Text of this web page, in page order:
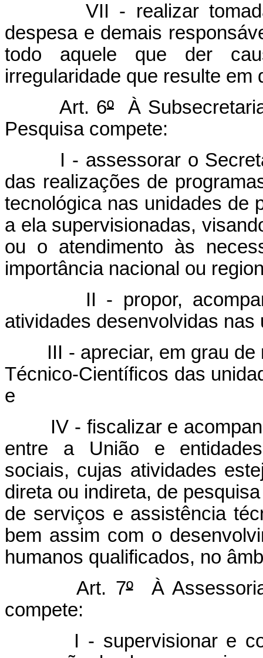
VII - realizar tomadas
despesa e demais
todo aquele que der
irregularidade que resulte em
Art. 6ºÀ
Pesquisa compete:
I - assessorar o
das realizações de
tecnológica nas unidades de
a ela supervisionadas,
ou o atendimento às
importância nacional ou
II - propor,
atividades desenvolvidas
III - apreciar, em grau de
Técnico-Científicos das
e
IV - fiscalizar e
entre a União e
sociais, cujas atividades
direta ou indireta, de
de serviços e assistência
bem assim com o
humanos qualificados, no
Art. 7ºÀ Assessoria
compete:
I - supervisionar e